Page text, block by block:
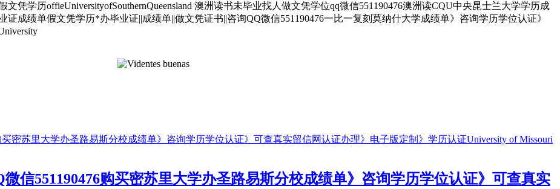
凭学历offieUniversityofSouthernQueensland 澳洲读书未毕业找人做文凭学位qq微信551190476澳洲读CQU中央昆士兰大学学历成
成绩单假文凭学历*办毕业证||成绩单||做文凭证书||咨询QQ微信551190476一比一复刻莫纳什大学成绩单》咨询学历学位认证》
信551190476购买密苏里大学办圣路易斯分校成绩单》咨询学历学位认证》可查真实